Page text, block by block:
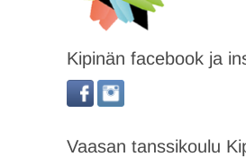
Kipinän facebook ja
Vaasan tanssikoulu